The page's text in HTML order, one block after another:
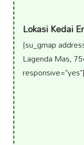
Lokasi Kedai
[su_gmap
Lagenda Mas,
responsive="yes"]